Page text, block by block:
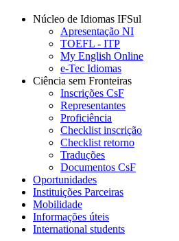
Núcleo de Idiomas IFSul
Apresentação NI
TOEFL - ITP
My English Online
e-Tec Idiomas
Ciência sem Fronteiras
Inscrições CsF
Representantes
Proficiência
Checklist inscrição
Checklist retorno
Traduções
Documentos CsF
Oportunidades
Instituições Parceiras
Mobilidade
Informações úteis
International students